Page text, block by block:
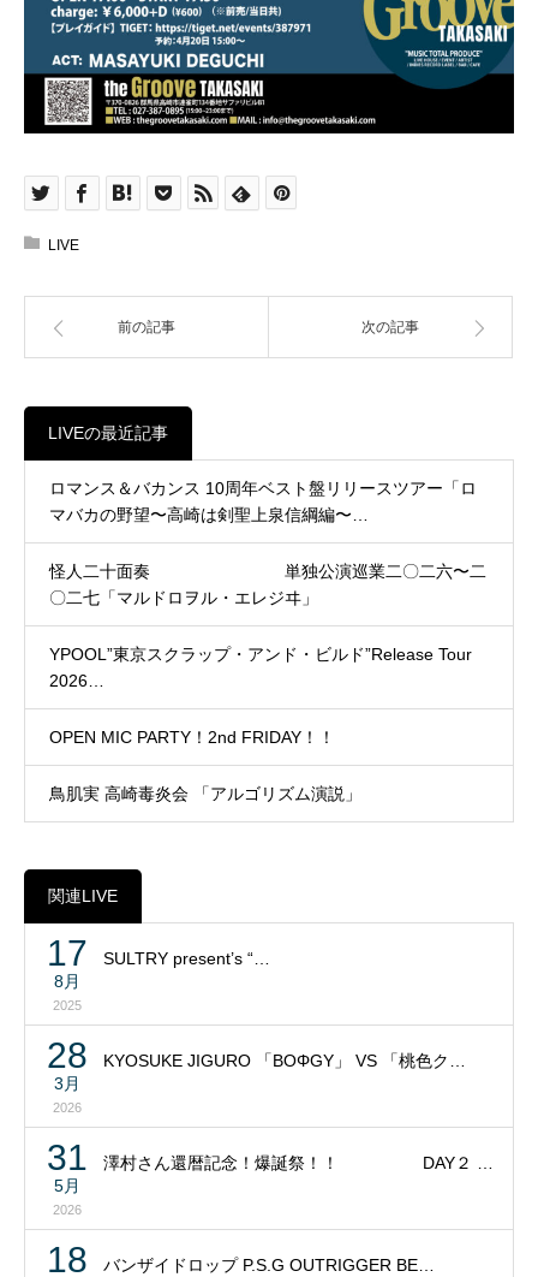
LIVE
前の記事 次の記事
LIVEの最近記事
ロマンス＆バカンス 10周年ベスト盤リリースツアー「ロ
マバカの野望〜高崎は剣聖上泉信綱編〜…
怪人二十面奏 単独公演巡業二〇二六〜二
〇二七「マルドロヲル・エレジヰ」
YPOOL”東京スクラップ・アンド・ビルド”Release Tour
2026…
OPEN MIC PARTY！2nd FRIDAY！！
鳥肌実 高崎毒炎会 「アルゴリズム演説」
関連LIVE
17
8月
2025
SULTRY present’s “…
28
3月
2026
KYOSUKE JIGURO 「BOΦGY」 VS 「桃色ク…
31
5月
2026
澤村さん還暦記念！爆誕祭！！ DAY２ …
18 バンザイドロップ P.S.G OUTRIGGER BE…